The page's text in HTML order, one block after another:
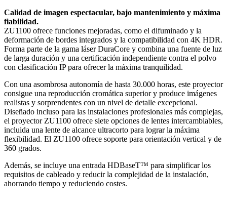
Calidad de imagen espectacular, bajo mantenimiento y máxima
fiabilidad.
ZU1100 ofrece funciones mejoradas, como el difuminado y la
deformación de bordes integrados y la compatibilidad con 4K HDR.
Forma parte de la gama láser DuraCore y combina una fuente de luz
de larga duración y una certificación independiente contra el polvo
con clasificación IP para ofrecer la máxima tranquilidad.
Con una asombrosa autonomía de hasta 30.000 horas, este proyector
consigue una reproducción cromática superior y produce imágenes
realistas y sorprendentes con un nivel de detalle excepcional.
Diseñado incluso para las instalaciones profesionales más complejas,
el proyector ZU1100 ofrece siete opciones de lentes intercambiables,
incluida una lente de alcance ultracorto para lograr la máxima
flexibilidad. El ZU1100 ofrece soporte para orientación vertical y de
360 grados.
Además, se incluye una entrada HDBaseT™ para simplificar los
requisitos de cableado y reducir la complejidad de la instalación,
ahorrando tiempo y reduciendo costes.